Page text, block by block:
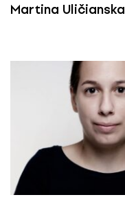
Martina Uličianska